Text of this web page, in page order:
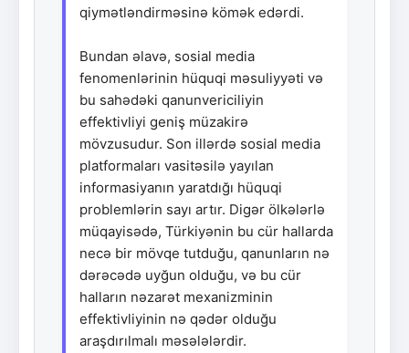
qiymətləndirməsinə kömək edərdi.
Bundan əlavə, sosial media
fenomenlərinin hüquqi məsuliyyəti və
bu sahədəki qanunvericiliyin
effektivliyi geniş müzakirə
mövzusudur. Son illərdə sosial media
platformaları vasitəsilə yayılan
informasiyanın yaratdığı hüquqi
problemlərin sayı artır. Digər ölkələrlə
müqayisədə, Türkiyənin bu cür hallarda
necə bir mövqe tutduğu, qanunların nə
dərəcədə uyğun olduğu, və bu cür
halların nəzarət mexanizminin
effektivliyinin nə qədər olduğu
araşdırılmalı məsələlərdir.